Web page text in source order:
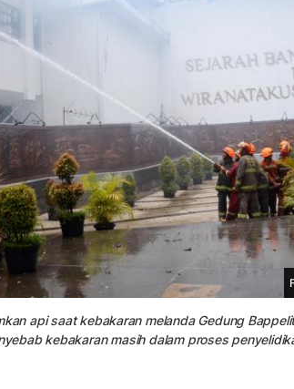
api saat kebakaran melanda Gedung
kebakaran masih dalam proses